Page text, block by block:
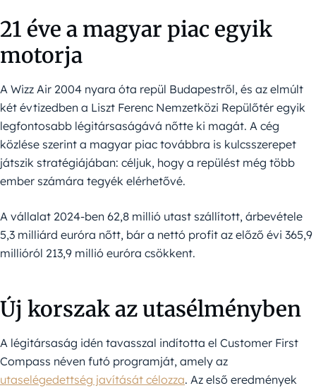
21 éve a magyar piac egyik
motorja
A Wizz Air 2004 nyara óta repül Budapestről, és az elmúlt
két évtizedben a Liszt Ferenc Nemzetközi Repülőtér egyik
legfontosabb légitársaságává nőtte ki magát. A cég
közlése szerint a magyar piac továbbra is kulcsszerepet
játszik stratégiájában: céljuk, hogy a repülést még több
ember számára tegyék elérhetővé.
A vállalat 2024-ben 62,8 millió utast szállított, árbevétele
5,3 milliárd euróra nőtt, bár a nettó profit az előző évi 365,9
millióról 213,9 millió euróra csökkent.
Új korszak az utasélményben
A légitársaság idén tavasszal indította el Customer First
Compass néven futó programját, amely az
utaselégedettség javítását célozza. Az első eredmények